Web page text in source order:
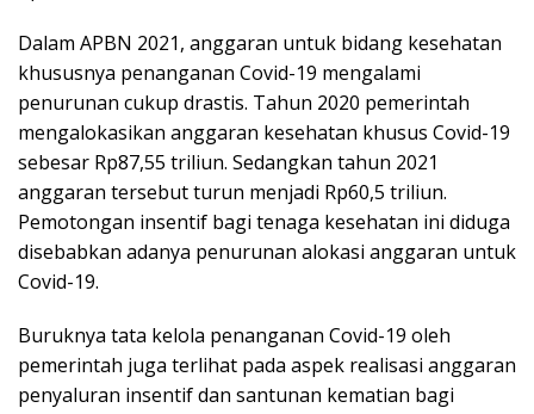
Dalam APBN 2021, anggaran untuk bidang kesehatan
khususnya penanganan Covid-19 mengalami
penurunan cukup drastis. Tahun 2020 pemerintah
mengalokasikan anggaran kesehatan khusus Covid-19
sebesar Rp87,55 triliun. Sedangkan tahun 2021
anggaran tersebut turun menjadi Rp60,5 triliun.
Pemotongan insentif bagi tenaga kesehatan ini diduga
disebabkan adanya penurunan alokasi anggaran untuk
Covid-19.
Buruknya tata kelola penanganan Covid-19 oleh
pemerintah juga terlihat pada aspek realisasi anggaran
penyaluran insentif dan santunan kematian bagi